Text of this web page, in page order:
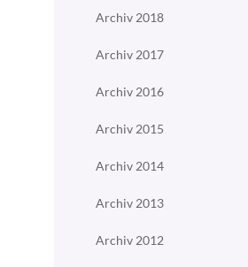
Archiv 2018
Archiv 2017
Archiv 2016
Archiv 2015
Archiv 2014
Archiv 2013
Archiv 2012